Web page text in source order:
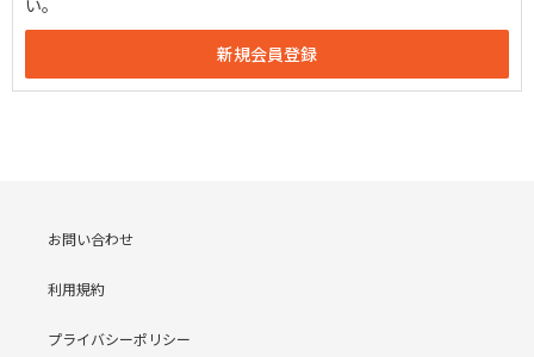
い。
お問い合わせ
利用規約
プライバシーポリシー